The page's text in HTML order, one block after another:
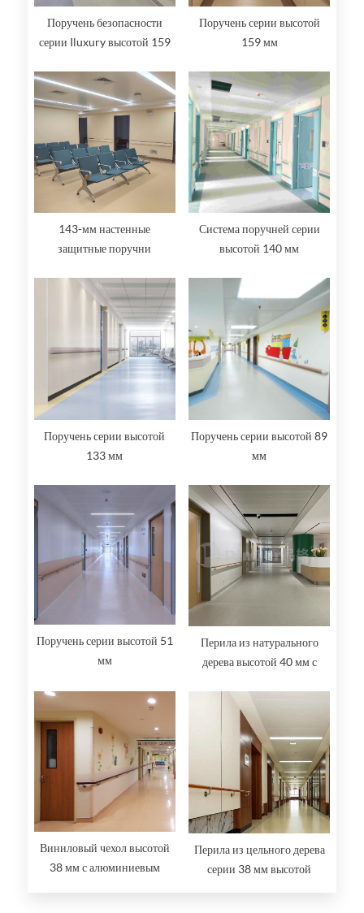
Поручень безопасности
серии Iluxury высотой 159
Поручень серии высотой
159 мм
143-мм настенные
защитные поручни
Система поручней серии
высотой 140 мм
Поручень серии высотой
133 мм
Поручень серии высотой 89
мм
Поручень серии высотой 51
мм
Перила из натурального
дерева высотой 40 мм с
Виниловый чехол высотой
38 мм с алюминиевым
Перила из цельного дерева
серии 38 мм высотой